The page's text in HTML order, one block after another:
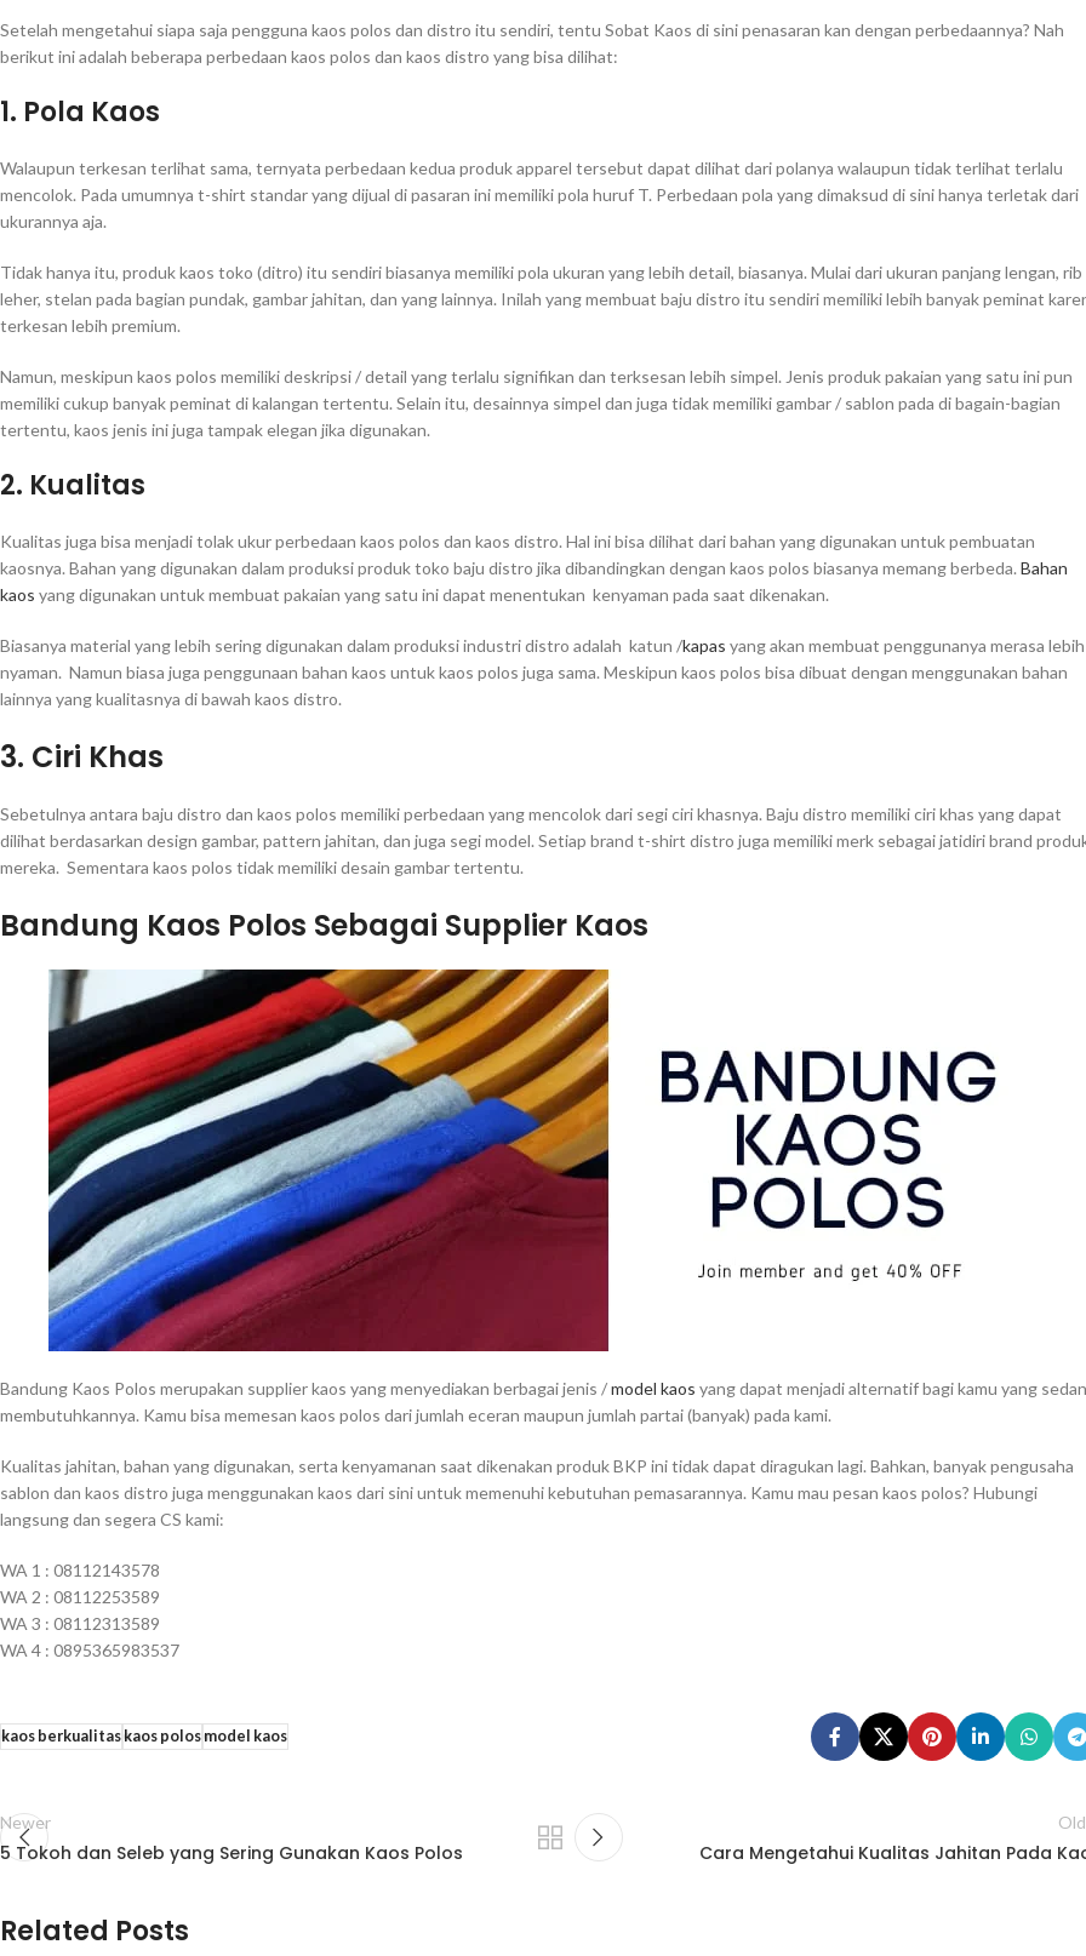
Setelah mengetahui siapa saja pengguna kaos polos dan distro itu sendiri, tentu Sobat Kaos di sini penasaran kan dengan perbedaannya? Nah
berikut ini adalah beberapa perbedaan kaos polos dan kaos distro yang bisa dilihat:
1. Pola Kaos
Walaupun terkesan terlihat sama, ternyata perbedaan kedua produk apparel tersebut dapat dilihat dari polanya walaupun tidak terlihat terlalu
mencolok. Pada umumnya t-shirt standar yang dijual di pasaran ini memiliki pola huruf T. Perbedaan pola yang dimaksud di sini hanya terletak dari
ukurannya aja.
Tidak hanya itu, produk kaos toko (ditro) itu sendiri biasanya memiliki pola ukuran yang lebih detail, biasanya. Mulai dari ukuran panjang lengan, rib
leher, stelan pada bagian pundak, gambar jahitan, dan yang lainnya. Inilah yang membuat baju distro itu sendiri memiliki lebih banyak peminat
terkesan lebih premium.
Namun, meskipun kaos polos memiliki deskripsi / detail yang terlalu signifikan dan terksesan lebih simpel. Jenis produk pakaian yang satu ini pun
memiliki cukup banyak peminat di kalangan tertentu. Selain itu, desainnya simpel dan juga tidak memiliki gambar / sablon pada di bagain-bagian
tertentu, kaos jenis ini juga tampak elegan jika digunakan.
2. Kualitas
Kualitas juga bisa menjadi tolak ukur perbedaan kaos polos dan kaos distro. Hal ini bisa dilihat dari bahan yang digunakan untuk pembuatan
kaosnya. Bahan yang digunakan dalam produksi produk toko baju distro jika dibandingkan dengan kaos polos biasanya memang berbeda. Bahan
kaos yang digunakan untuk membuat pakaian yang satu ini dapat menentukan kenyaman pada saat dikenakan.
Biasanya material yang lebih sering digunakan dalam produksi industri distro adalah katun /kapas yang akan membuat penggunanya merasa lebih
nyaman. Namun biasa juga penggunaan bahan kaos untuk kaos polos juga sama. Meskipun kaos polos bisa dibuat dengan menggunakan bahan
lainnya yang kualitasnya di bawah kaos distro.
3. Ciri Khas
Sebetulnya antara baju distro dan kaos polos memiliki perbedaan yang mencolok dari segi ciri khasnya. Baju distro memiliki ciri khas yang dapat
dilihat berdasarkan design gambar, pattern jahitan, dan juga segi model. Setiap brand t-shirt distro juga memiliki merk sebagai jatidiri brand
mereka. Sementara kaos polos tidak memiliki desain gambar tertentu.
Bandung Kaos Polos Sebagai Supplier Kaos
Bandung Kaos Polos merupakan supplier kaos yang menyediakan berbagai jenis /model kaos yang dapat menjadi alternatif bagi kamu yang
membutuhkannya. Kamu bisa memesan kaos polos dari jumlah eceran maupun jumlah partai (banyak) pada kami.
Kualitas jahitan, bahan yang digunakan, serta kenyamanan saat dikenakan produk BKP ini tidak dapat diragukan lagi. Bahkan, banyak pengusaha
sablon dan kaos distro juga menggunakan kaos dari sini untuk memenuhi kebutuhan pemasarannya. Kamu mau pesan kaos polos? Hubungi
langsung dan segera CS kami:
WA 1 : 08112143578
WA 2 : 08112253589
WA 3 : 08112313589
WA 4 : 0895365983537
kaos berkualitaskaos polosmodel kaos
Newer
5 Tokoh dan Seleb yang Sering Gunakan Kaos Polos Cara Mengetahui Kualitas Jahitan Pada
Related Posts